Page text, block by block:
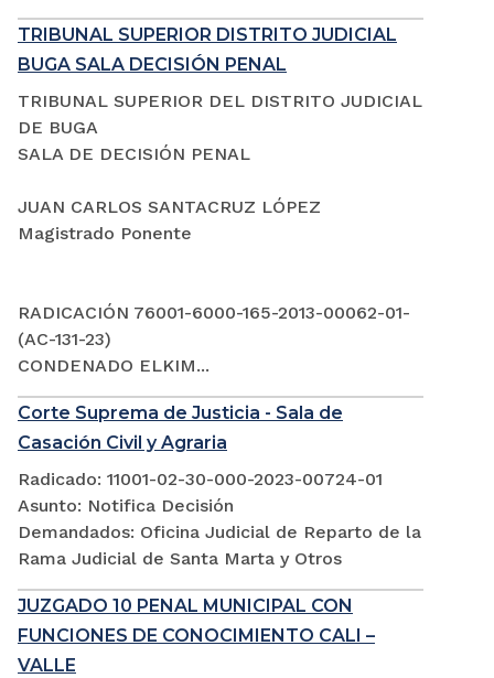
TRIBUNAL SUPERIOR DISTRITO JUDICIAL
BUGA SALA DECISIÓN PENAL
TRIBUNAL SUPERIOR DEL DISTRITO JUDICIAL
DE BUGA
SALA DE DECISIÓN PENAL
JUAN CARLOS SANTACRUZ LÓPEZ
Magistrado Ponente
RADICACIÓN 76001-6000-165-2013-00062-01-
(AC-131-23)
CONDENADO ELKIM...
Corte Suprema de Justicia - Sala de
Casación Civil y Agraria
Radicado: 11001-02-30-000-2023-00724-01
Asunto: Notifica Decisión
Demandados: Oficina Judicial de Reparto de la
Rama Judicial de Santa Marta y Otros
JUZGADO 10 PENAL MUNICIPAL CON
FUNCIONES DE CONOCIMIENTO CALI –
VALLE